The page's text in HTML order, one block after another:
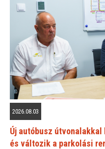
2026.08.03
Új autóbusz
és változik a parkolási